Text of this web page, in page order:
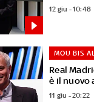
12 giu - 10:48
Real
è il nuovo
MOU BIS
11 giu - 20:22